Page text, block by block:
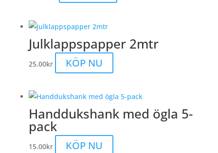
på
Julklappspapper 2mtr
25.00kr KÖP NU
här
har
flera
De
Handdukshank med ögla 5-
pack
15.00kr KÖP NU